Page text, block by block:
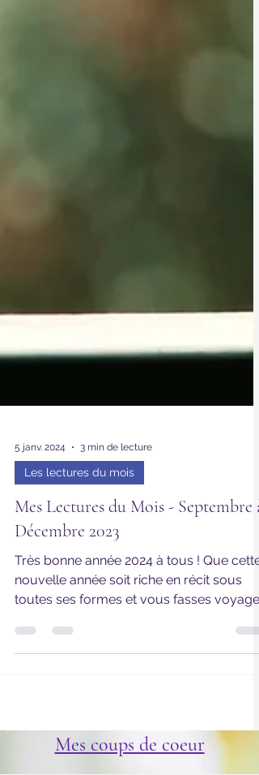
5 janv. 2024 3 min de lecture
Les lectures du mois
Mes Lectures du Mois - Septembre à
Décembre 2023
Très bonne année 2024 à tous ! Que cette
nouvelle année soit riche en récit sous
toutes ses formes et vous fasses voyager